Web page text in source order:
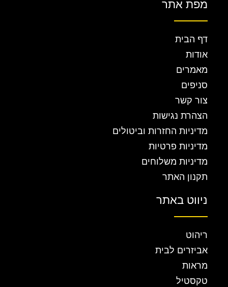
מפת אתר
דף הבית
אודות
מאמרים
סניפים
צור קשר
הצהרת נגישות
מדיניות החזרות וביטולים
מדיניות פרטיות
מדיניות משלוחים
תקנון האתר
ניווט באתר
ריהוט
אביזרים לבית
מראות
טקסטיל